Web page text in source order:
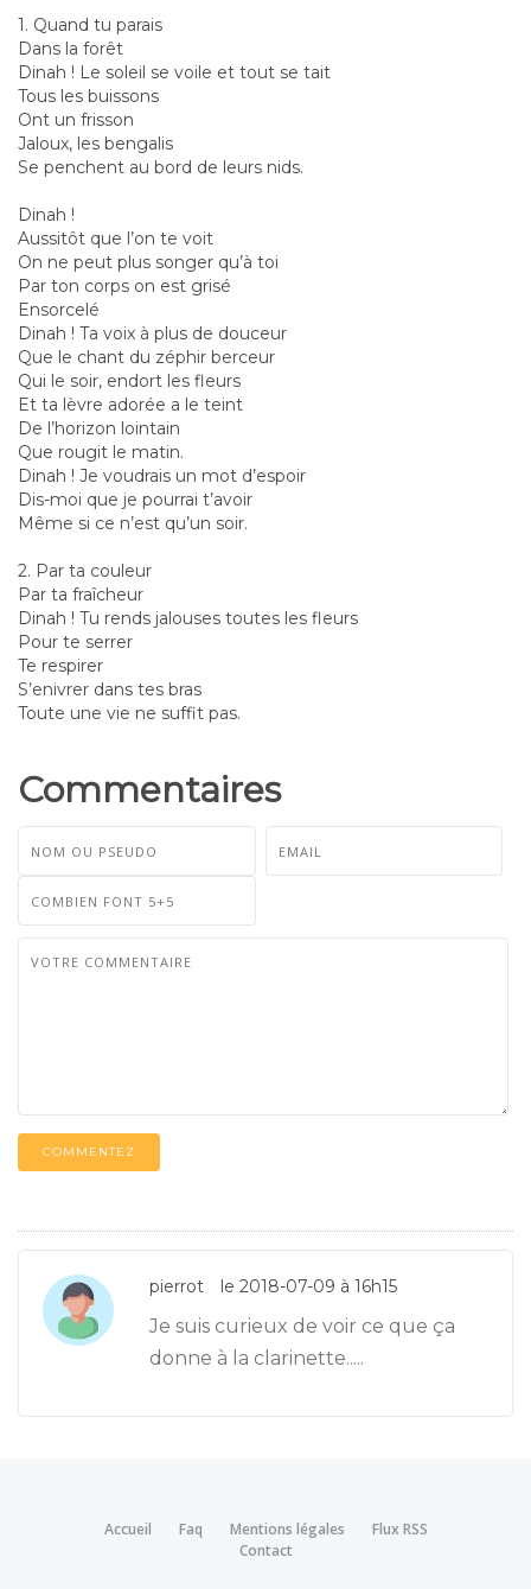
1. Quand tu parais
Dans la forêt
Dinah ! Le soleil se voile et tout se tait
Tous les buissons
Ont un frisson
Jaloux, les bengalis
Se penchent au bord de leurs nids.
Dinah !
Aussitôt que l’on te voit
On ne peut plus songer qu’à toi
Par ton corps on est grisé
Ensorcelé
Dinah ! Ta voix à plus de douceur
Que le chant du zéphir berceur
Qui le soir, endort les fleurs
Et ta lèvre adorée a le teint
De l’horizon lointain
Que rougit le matin.
Dinah ! Je voudrais un mot d’espoir
Dis-moi que je pourrai t’avoir
Même si ce n’est qu’un soir.
2. Par ta couleur
Par ta fraîcheur
Dinah ! Tu rends jalouses toutes les fleurs
Pour te serrer
Te respirer
S’enivrer dans tes bras
Toute une vie ne suffit pas.
Commentaires
COMMENTEZ
pierrot le 2018-07-09 à 16h15
Je suis curieux de voir ce que ça
donne à la clarinette.....
Accueil Faq Mentions légales
Flux RSS
Contact